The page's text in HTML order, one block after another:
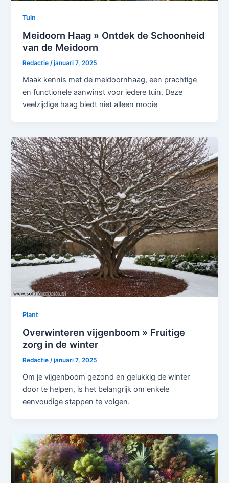
Tuin
Meidoorn Haag » Ontdek de Schoonheid
van de Meidoorn
Redactie/januari 7, 2025
Maak kennis met de meidoornhaag, een prachtige
en functionele aanwinst voor iedere tuin. Deze
veelzijdige haag biedt niet alleen mooie
Plant
Overwinteren vijgenboom » Fruitige
zorg in de winter
Redactie /januari 7, 2025
Om je vijgenboom gezond en gelukkig de winter
door te helpen, is het belangrijk om enkele
eenvoudige stappen te volgen.